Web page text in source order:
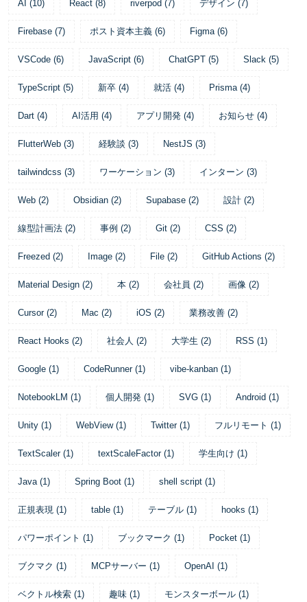
AI (10) React (8) riverpod (7) デザイン (7)
Firebase (7) ポスト資本主義 (6) Figma (6)
VSCode (6) JavaScript (6) ChatGPT (5) Slack (5)
TypeScript (5) 新卒 (4) 就活 (4) Prisma (4)
Dart (4) AI活用 (4) アプリ開発 (4) お知らせ (4)
FlutterWeb (3) 経験談 (3) NestJS (3)
tailwindcss (3) ワーケーション (3) インターン (3)
Web (2) Obsidian (2) Supabase (2) 設計 (2)
線型計画法 (2) 事例 (2) Git (2) CSS (2)
Freezed (2) Image (2) File (2) GitHub Actions (2)
Material Design (2) 本 (2) 会社員 (2) 画像 (2)
Cursor (2) Mac (2) iOS (2) 業務改善 (2)
React Hooks (2) 社会人 (2) 大学生 (2) RSS (1)
Google (1) CodeRunner (1) vibe-kanban (1)
NotebookLM (1) 個人開発 (1) SVG (1) Android (1)
Unity (1) WebView (1) Twitter (1) フルリモート (1)
TextScaler (1) textScaleFactor (1) 学生向け (1)
Java (1) Spring Boot (1) shell script (1)
正規表現 (1) table (1) テーブル (1) hooks (1)
パワーポイント (1) ブックマーク (1) Pocket (1)
ブクマク (1) MCPサーバー (1) OpenAI (1)
ベクトル検索 (1) 趣味 (1) モンスターボール (1)